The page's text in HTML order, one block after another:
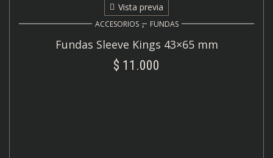
Vista previa
ACCESORIOS , FUNDAS
Fundas Sleeve Kings 43×65 mm
$ 11.000